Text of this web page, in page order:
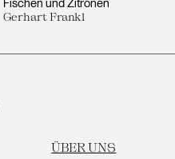
Fischen und Zitronen
Gerhart Frankl
ÜBER UNS